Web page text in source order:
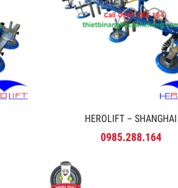
HEROLIFT – SHANGHAI
0985.288.164